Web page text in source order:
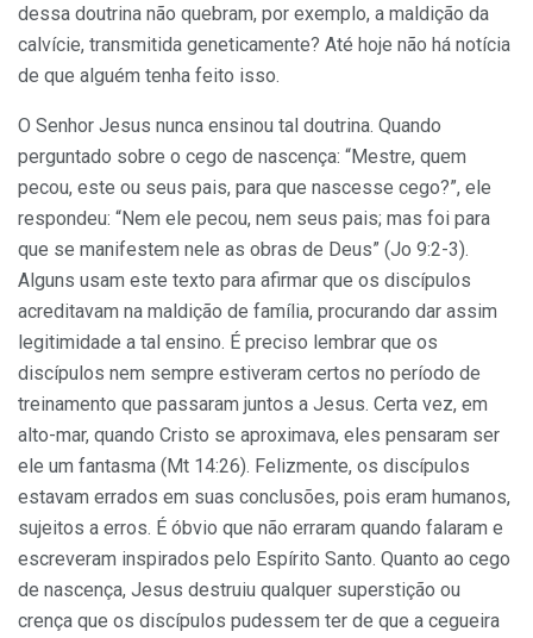
dessa doutrina não quebram, por exemplo, a maldição da
calvície, transmitida geneticamente? Até hoje não há notícia
de que alguém tenha feito isso.
O Senhor Jesus nunca ensinou tal doutrina. Quando
perguntado sobre o cego de nascença: “Mestre, quem
pecou, este ou seus pais, para que nascesse cego?”, ele
respondeu: “Nem ele pecou, nem seus pais; mas foi para
que se manifestem nele as obras de Deus” (Jo 9:2-3).
Alguns usam este texto para afirmar que os discípulos
acreditavam na maldição de família, procurando dar assim
legitimidade a tal ensino. É preciso lembrar que os
discípulos nem sempre estiveram certos no período de
treinamento que passaram juntos a Jesus. Certa vez, em
alto-mar, quando Cristo se aproximava, eles pensa­ram ser
ele um fantasma (Mt 14:26). Felizmente, os discípulos
estavam errados em suas conclusões, pois eram humanos,
sujeitos a erros. É óbvio que não erraram quando falaram e
escreveram inspirados pelo Espírito Santo. Quanto ao cego
de nascença, Jesus destruiu qualquer superstição ou
crença que os discípulos pudessem ter de que a cegueira